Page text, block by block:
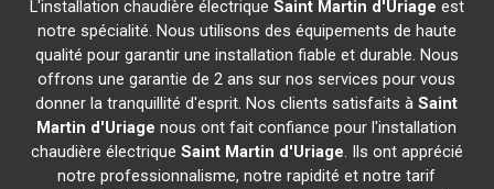
L'installation chaudière électrique Saint Martin d'Uriage est
notre spécialité. Nous utilisons des équipements de haute
qualité pour garantir une installation fiable et durable. Nous
offrons une garantie de 2 ans sur nos services pour vous
donner la tranquillité d'esprit. Nos clients satisfaits àSaint
Martin d'Uriage nous ont fait confiance pour l'installation
chaudière électrique Saint Martin d'Uriage. Ils ont apprécié
notre professionnalisme, notre rapidité et notre tarif